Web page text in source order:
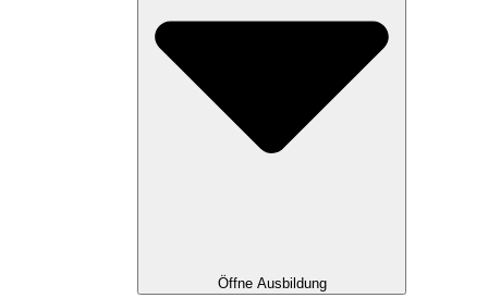
Öffne Ausbildung